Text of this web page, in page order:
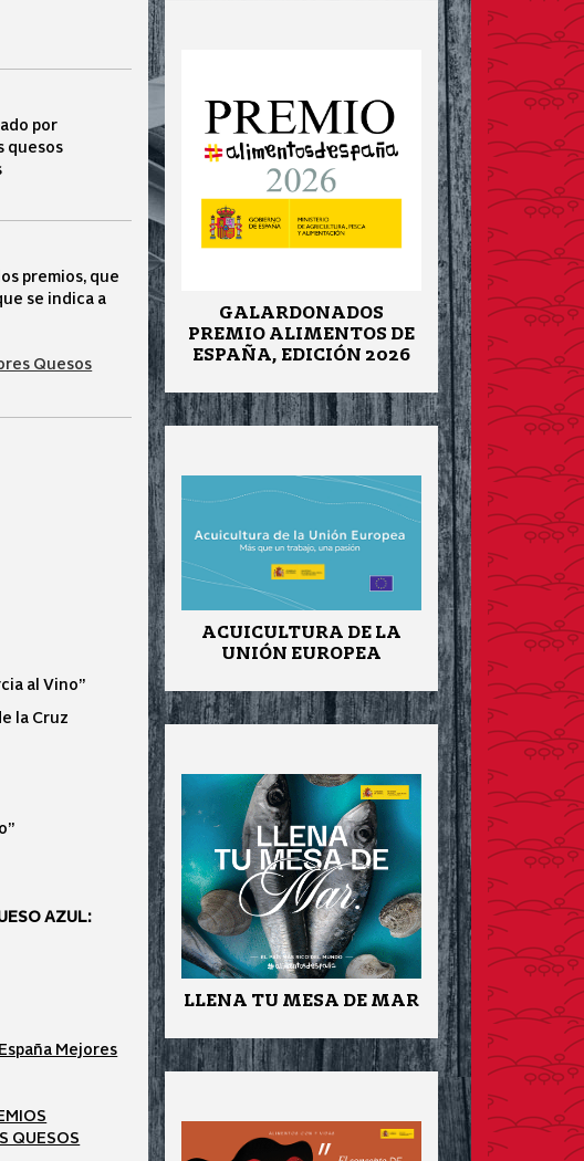
por
quesos
premios, que
se indica a
Quesos
al Vino”
la Cruz
AZUL:
Mejores
QUESOS
GALARDONADOS
PREMIO ALIMENTOS DE
ESPAÑA, EDICIÓN 2026
ACUICULTURA DE LA
UNIÓN EUROPEA
LLENA TU MESA DE MAR